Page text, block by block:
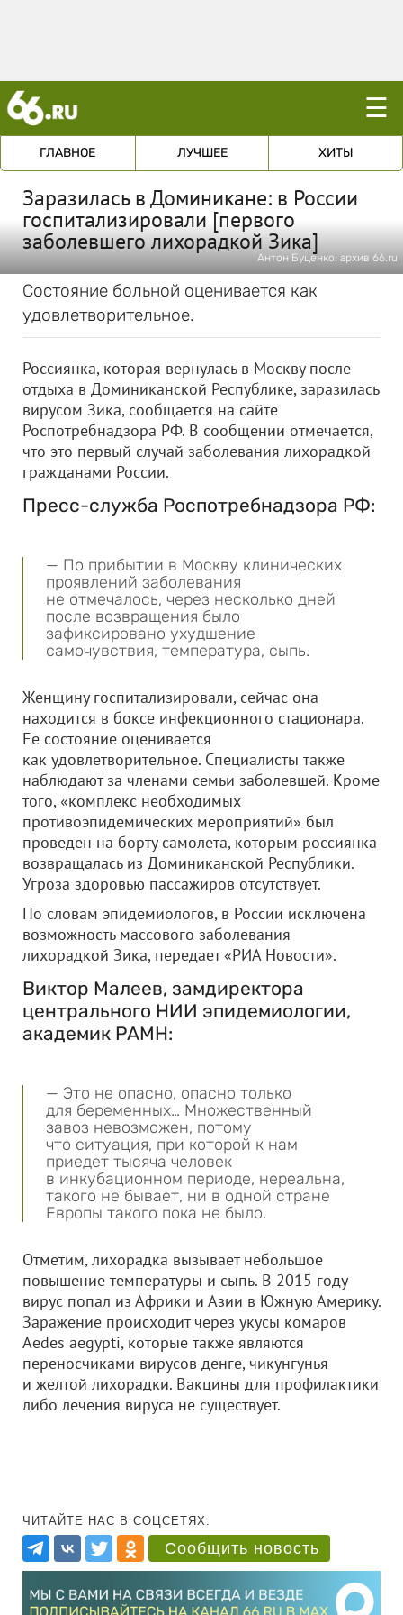
☰
ГЛАВНОЕ ЛУЧШЕЕ ХИТЫ
Заразилась в Доминикане: в России
госпитализировали [первого
заболевшего лихорадкой Зика]
Антон Буценко; архив 66.ru
Состояние больной оценивается как
удовлетворительное.
Россиянка, которая вернулась в Москву после
отдыха в Доминиканской Республике, заразилась
вирусом Зика, сообщается на сайте
Роспотребнадзора РФ. В сообщении отмечается,
что это первый случай заболевания лихорадкой
гражданами России.
Пресс-служба Роспотребнадзора РФ:
— По прибытии в Москву клинических
проявлений заболевания
не отмечалось, через несколько дней
после возвращения было
зафиксировано ухудшение
самочувствия, температура, сыпь.
Женщину госпитализировали, сейчас она
находится в боксе инфекционного стационара.
Ее состояние оценивается
как удовлетворительное. Специалисты также
наблюдают за членами семьи заболевшей. Кроме
того, «комплекс необходимых
противоэпидемических мероприятий» был
проведен на борту самолета, которым россиянка
возвращалась из Доминиканской Республики.
Угроза здоровью пассажиров отсутствует.
По словам эпидемиологов, в России исключена
возможность массового заболевания
лихорадкой Зика, передает «РИА Новости».
Виктор Малеев, замдиректора
центрального НИИ эпидемиологии,
академик РАМН:
— Это не опасно, опасно только
для беременных… Множественный
завоз невозможен, потому
что ситуация, при которой к нам
приедет тысяча человек
в инкубационном периоде, нереальна,
такого не бывает, ни в одной стране
Европы такого пока не было.
Отметим, лихорадка вызывает небольшое
повышение температуры и сыпь. В 2015 году
вирус попал из Африки и Азии в Южную Америку.
Заражение происходит через укусы комаров
Aedes aegypti, которые также являются
переносчиками вирусов денге, чикунгунья
и желтой лихорадки. Вакцины для профилактики
либо лечения вируса не существует.
ЧИТАЙТЕ НАС В СОЦСЕТЯХ:
Сообщить новость